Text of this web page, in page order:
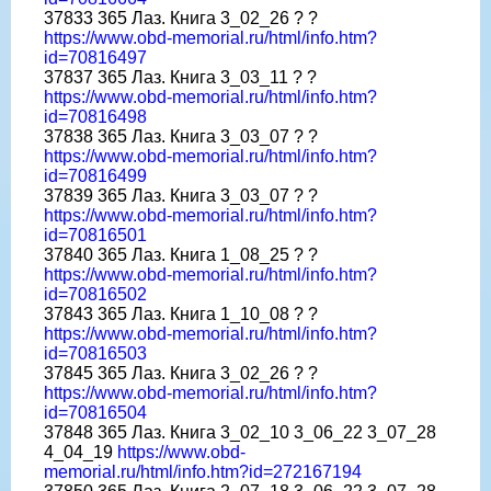
37833 365 Лаз. Книга 3_02_26 ? ?
https://www.obd-memorial.ru/html/info.htm?
id=70816497
37837 365 Лаз. Книга 3_03_11 ? ?
https://www.obd-memorial.ru/html/info.htm?
id=70816498
37838 365 Лаз. Книга 3_03_07 ? ?
https://www.obd-memorial.ru/html/info.htm?
id=70816499
37839 365 Лаз. Книга 3_03_07 ? ?
https://www.obd-memorial.ru/html/info.htm?
id=70816501
37840 365 Лаз. Книга 1_08_25 ? ?
https://www.obd-memorial.ru/html/info.htm?
id=70816502
37843 365 Лаз. Книга 1_10_08 ? ?
https://www.obd-memorial.ru/html/info.htm?
id=70816503
37845 365 Лаз. Книга 3_02_26 ? ?
https://www.obd-memorial.ru/html/info.htm?
id=70816504
37848 365 Лаз. Книга 3_02_10 3_06_22 3_07_28
4_04_19 https://www.obd-
memorial.ru/html/info.htm?id=272167194